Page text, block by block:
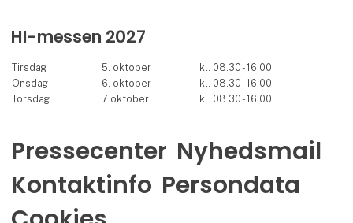
HI-messen 2027
Tirsdag 5. oktober
kl. 08.30 - 16.00
Onsdag
6. oktober
kl. 08.30 - 16.00
Torsdag
7. oktober kl. 08.30 - 16.00
Pressecenter Nyhedsmail
Kontaktinfo Persondata